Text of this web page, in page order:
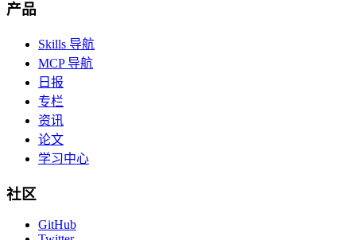
产品
Skills 导航
MCP 导航
日报
专栏
资讯
论文
学习中心
社区
GitHub